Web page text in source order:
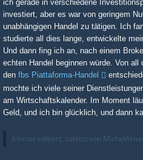
ich gerade in verschiedene
investiert, aber es war von geringem
unabhängigen Handel zu tätigen. Ich
studierte all dies lange, entwickelte
Und dann fing ich an, nach einem
echten Handel beginnen würde. Von
den fbs Piattaforma-Handel
mochte ich viele seiner
am Wirtschaftskalender. Im Moment
Geld, und ich bin glücklich, und dann
Einmal editiert, zuletzt von